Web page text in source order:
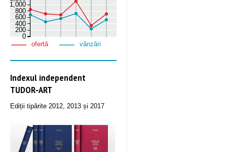
0
200
400
600
800
1,000
ofertă vânzări
Indexul independent
TUDOR‑ART
Ediții tipărite 2012, 2013 și 2017